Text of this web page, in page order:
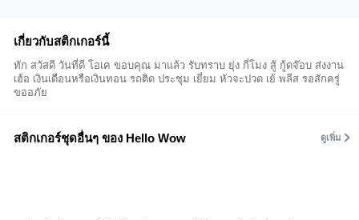
เกี่ยวกับสติกเกอร์นี้
ทัก สวัสดี วันที่ดี โอเค ขอบคุณ มาแล้ว รับทราบ ยุ่ง กี่โมง สู้ กู้ดจ๊อบ ส่งงาน
เฮ้อ เงินเดือนหรือเงินทอน รถติด ประชุม เยี่ยม หัวจะปวด เย้ พลีส รอสักครู่
ขออภัย
สติกเกอร์ชุดอื่นๆ ของ Hello Wow ดูเพิ่ม